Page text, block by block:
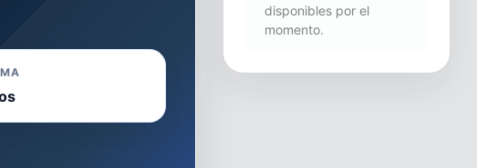
disponibles por el
momento.